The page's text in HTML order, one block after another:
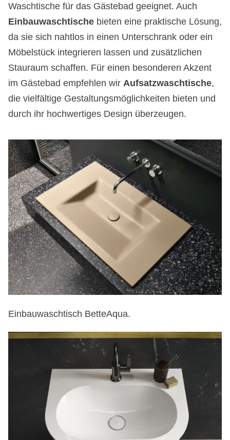
Waschtische für das Gästebad geeignet. Auch
Einbauwaschtische bieten eine praktische Lösung,
da sie sich nahtlos in einen Unterschrank oder ein
Möbelstück integrieren lassen und zusätzlichen
Stauraum schaffen. Für einen besonderen Akzent
im Gästebad empfehlen wir Aufsatzwaschtische,
die vielfältige Gestaltungsmöglichkeiten bieten und
durch ihr hochwertiges Design überzeugen.
Einbauwaschtisch BetteAqua.